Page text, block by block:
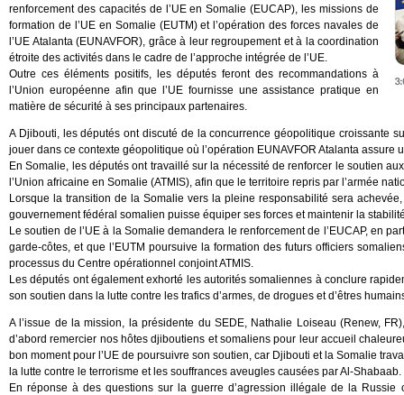
renforcement des capacités de l’UE en Somalie (EUCAP), les missions de
formation de l’UE en Somalie (EUTM) et l’opération des forces navales de
l’UE Atalanta (EUNAVFOR), grâce à leur regroupement et à la coordination
étroite des activités dans le cadre de l’approche intégrée de l’UE.
Outre ces éléments positifs, les députés feront des recommandations à
l’Union européenne afin que l’UE fournisse une assistance pratique en
matière de sécurité à ses principaux partenaires.
A Djibouti, les députés ont discuté de la concurrence géopolitique croissante
jouer dans ce contexte géopolitique où l’opération EUNAVFOR Atalanta
En Somalie, les députés ont travaillé sur la nécessité de renforcer le soutien
l’Union africaine en Somalie (ATMIS), afin que le territoire repris par l’armée
Lorsque la transition de la Somalie vers la pleine responsabilité sera
gouvernement fédéral somalien puisse équiper ses forces et maintenir la
Le soutien de l’UE à la Somalie demandera le renforcement de l’EUCAP, en
garde-côtes, et que l’EUTM poursuive la formation des futurs officiers
processus du Centre opérationnel conjoint ATMIS.
Les députés ont également exhorté les autorités somaliennes à conclure
son soutien dans la lutte contre les trafics d’armes, de drogues et d’êtres
A l’issue de la mission, la présidente du SEDE, Nathalie Loiseau (Renew,
d’abord remercier nos hôtes djiboutiens et somaliens pour leur accueil
bon moment pour l’UE de poursuivre son soutien, car Djibouti et la Somalie
la lutte contre le terrorisme et les souffrances aveugles causées par Al-Shabaab.
En réponse à des questions sur la guerre d’agression illégale de la